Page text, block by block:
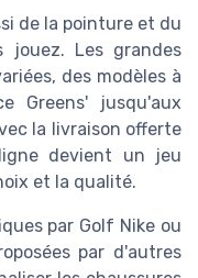
de la pointure et du
Les grandes
des modèles à
Greens' jusqu'aux
la livraison offerte
devient un jeu
et la qualité.
par Golf Nike ou
par d'autres